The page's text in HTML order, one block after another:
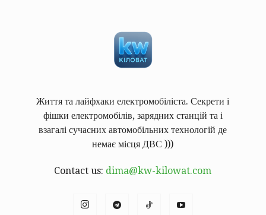
Життя та лайфхаки електромобіліста. Секрети і
фішки електромобілів, зарядних станцій та і
взагалі сучасних автомобільних технологій де
немає місця ДВС )))
Contact us: dima@kw-kilowat.com